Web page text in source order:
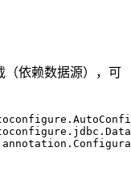
（依赖数据源），可